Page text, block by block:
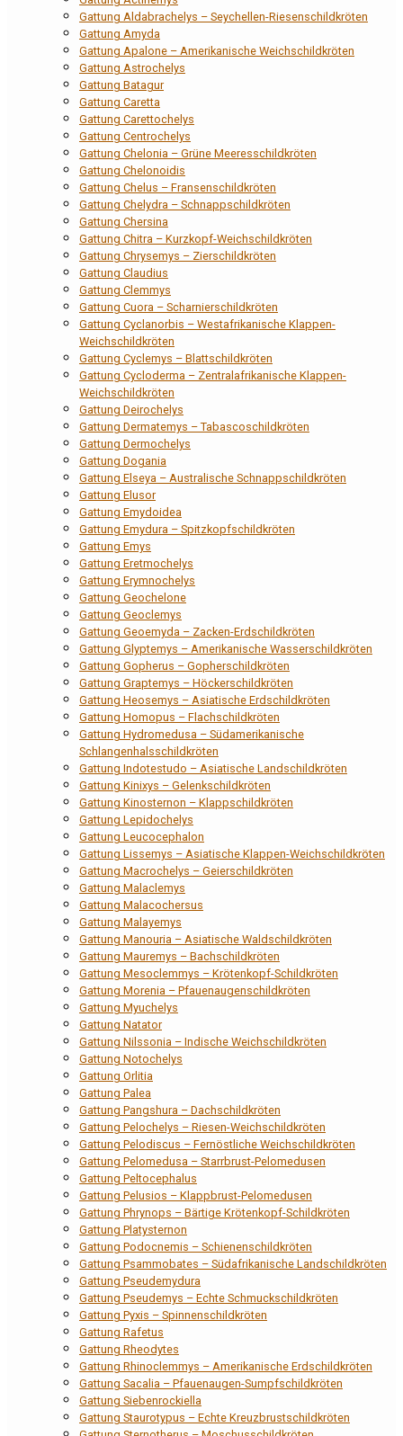
Gattung Aldabrachelys – Seychellen-Riesenschildkröten
Gattung Amyda
Gattung Apalone – Amerikanische Weichschildkröten
Gattung Astrochelys
Gattung Batagur
Gattung Caretta
Gattung Carettochelys
Gattung Centrochelys
Gattung Chelonia – Grüne Meeresschildkröten
Gattung Chelonoidis
Gattung Chelus – Fransenschildkröten
Gattung Chelydra – Schnappschildkröten
Gattung Chersina
Gattung Chitra – Kurzkopf-Weichschildkröten
Gattung Chrysemys – Zierschildkröten
Gattung Claudius
Gattung Clemmys
Gattung Cuora – Scharnierschildkröten
Gattung Cyclanorbis – Westafrikanische Klappen-
Weichschildkröten
Gattung Cyclemys – Blattschildkröten
Gattung Cycloderma – Zentralafrikanische Klappen-
Weichschildkröten
Gattung Deirochelys
Gattung Dermatemys – Tabascoschildkröten
Gattung Dermochelys
Gattung Dogania
Gattung Elseya – Australische Schnappschildkröten
Gattung Elusor
Gattung Emydoidea
Gattung Emydura – Spitzkopfschildkröten
Gattung Emys
Gattung Eretmochelys
Gattung Erymnochelys
Gattung Geochelone
Gattung Geoclemys
Gattung Geoemyda – Zacken-Erdschildkröten
Gattung Glyptemys – Amerikanische Wasserschildkröten
Gattung Gopherus – Gopherschildkröten
Gattung Graptemys – Höckerschildkröten
Gattung Heosemys – Asiatische Erdschildkröten
Gattung Homopus – Flachschildkröten
Gattung Hydromedusa – Südamerikanische
Schlangenhalsschildkröten
Gattung Indotestudo – Asiatische Landschildkröten
Gattung Kinixys – Gelenkschildkröten
Gattung Kinosternon – Klappschildkröten
Gattung Lepidochelys
Gattung Leucocephalon
Gattung Lissemys – Asiatische Klappen-Weichschildkröten
Gattung Macrochelys – Geierschildkröten
Gattung Malaclemys
Gattung Malacochersus
Gattung Malayemys
Gattung Manouria – Asiatische Waldschildkröten
Gattung Mauremys – Bachschildkröten
Gattung Mesoclemmys – Krötenkopf-Schildkröten
Gattung Morenia – Pfauenaugenschildkröten
Gattung Myuchelys
Gattung Natator
Gattung Nilssonia – Indische Weichschildkröten
Gattung Notochelys
Gattung Orlitia
Gattung Palea
Gattung Pangshura – Dachschildkröten
Gattung Pelochelys – Riesen-Weichschildkröten
Gattung Pelodiscus – Fernöstliche Weichschildkröten
Gattung Pelomedusa – Starrbrust-Pelomedusen
Gattung Peltocephalus
Gattung Pelusios – Klappbrust-Pelomedusen
Gattung Phrynops – Bärtige Krötenkopf-Schildkröten
Gattung Platysternon
Gattung Podocnemis – Schienenschildkröten
Gattung Psammobates – Südafrikanische Landschildkröten
Gattung Pseudemydura
Gattung Pseudemys – Echte Schmuckschildkröten
Gattung Pyxis – Spinnenschildkröten
Gattung Rafetus
Gattung Rheodytes
Gattung Rhinoclemmys – Amerikanische Erdschildkröten
Gattung Sacalia – Pfauenaugen-Sumpfschildkröten
Gattung Siebenrockiella
Gattung Staurotypus – Echte Kreuzbrustschildkröten